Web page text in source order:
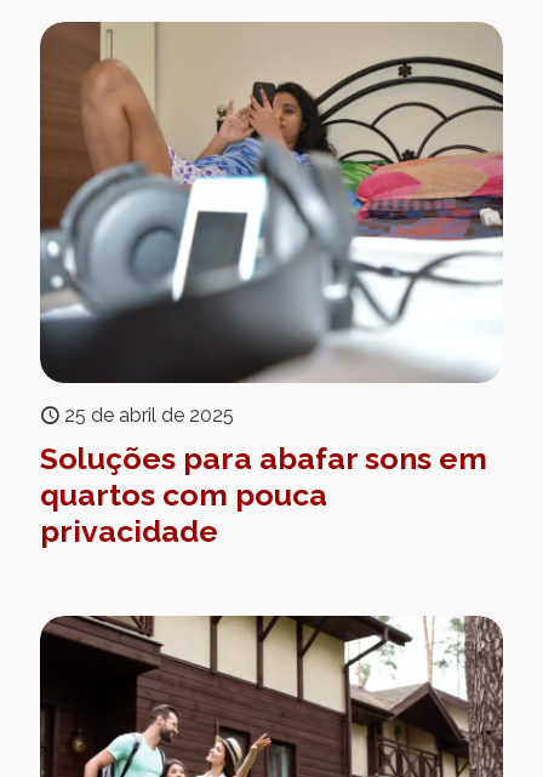
25 de abril de 2025
Soluções para abafar sons em
quartos com pouca
privacidade